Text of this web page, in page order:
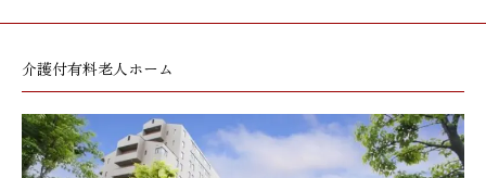
介護付有料老人ホーム